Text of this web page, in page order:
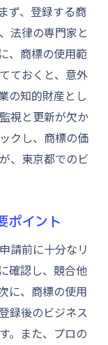
ず、登録する商
法律の専門家と
、商標の使用範
ておくと、意外
の知的財産とし
視と更新が欠か
クし、商標の価
、東京都でのビ
ポイント
請前に十分なリ
確認し、競合他
に、商標の使用
録後のビジネス
。また、プロの